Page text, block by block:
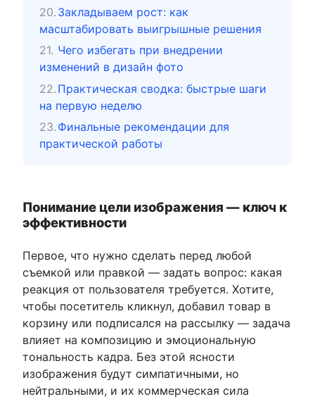
Закладываем рост: как
масштабировать выигрышные решения
Чего избегать при внедрении
изменений в дизайн фото
Практическая сводка: быстрые шаги
на первую неделю
Финальные рекомендации для
практической работы
Понимание цели изображения — ключ к
эффективности
Первое, что нужно сделать перед любой
съемкой или правкой — задать вопрос: какая
реакция от пользователя требуется. Хотите,
чтобы посетитель кликнул, добавил товар в
корзину или подписался на рассылку — задача
влияет на композицию и эмоциональную
тональность кадра. Без этой ясности
изображения будут симпатичными, но
нейтральными, и их коммерческая сила